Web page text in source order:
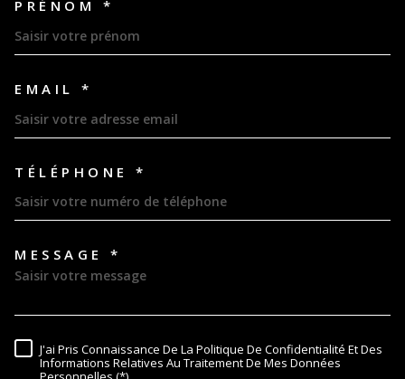
PRÉNOM *
EMAIL *
TÉLÉPHONE *
MESSAGE *
RÈGLEMENTATION
J'ai Pris Connaissance De La Politique De Confidentialité Et Des
Informations Relatives Au Traitement De Mes Données